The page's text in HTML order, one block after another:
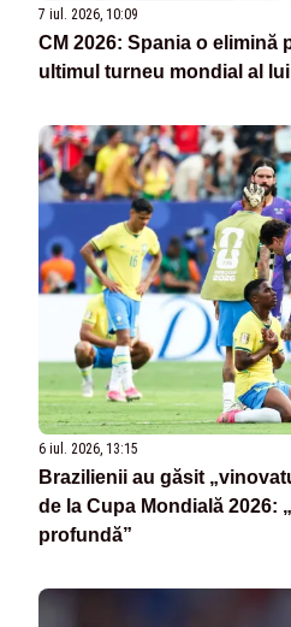
7 iul. 2026, 10:09
CM 2026: Spania o elimină
ultimul turneu mondial al
6 iul. 2026, 13:15
Brazilienii au găsit
de la Cupa Mondială 2026:
profundă”